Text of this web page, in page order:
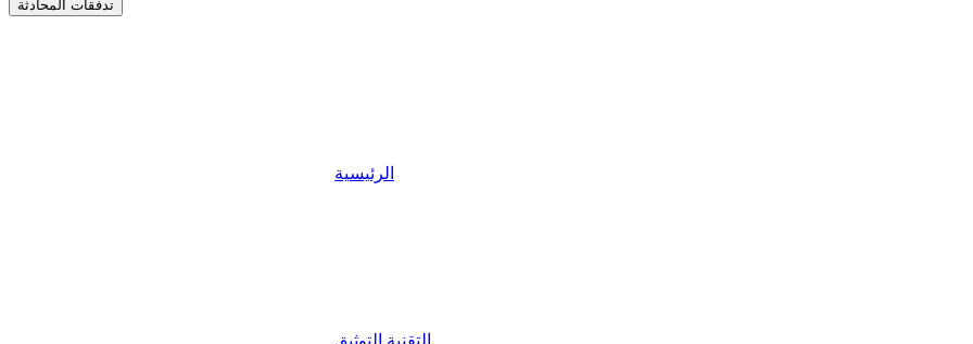
تدفقات المحادثة
الرئيسية
التقنية التوثيق